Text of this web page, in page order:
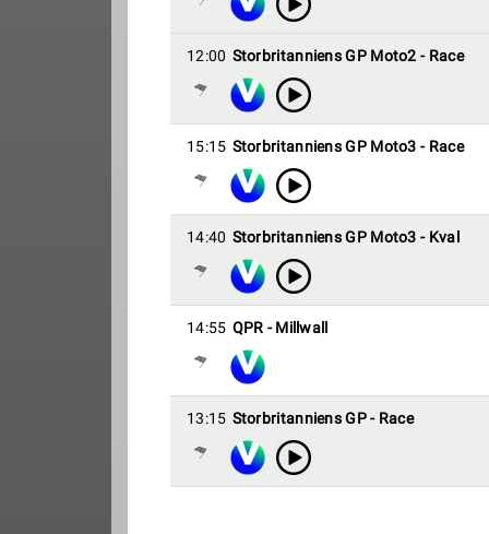
12:00 Storbritanniens GP Moto2 - Race
15:15 Storbritanniens GP Moto3 - Race
14:40 Storbritanniens GP Moto3 - Kval
14:55 QPR - Millwall
13:15 Storbritanniens GP - Race